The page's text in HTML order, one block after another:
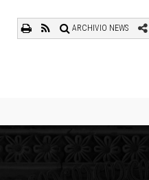
ARCHIVIO NEWS